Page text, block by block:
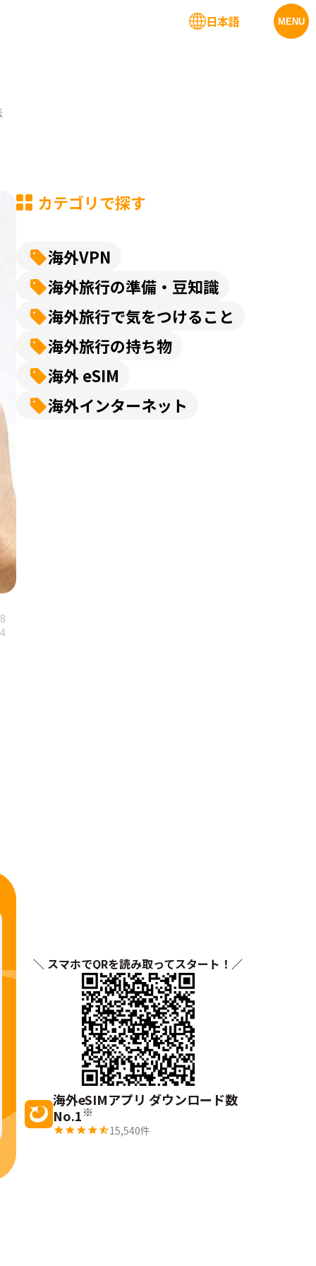
MENU
日本語
カテゴリで探す
海外VPN
海外旅行の準備・豆知識
海外旅行で気をつけること
海外旅行の持ち物
海外 eSIM
海外インターネット
＼ スマホでQRを読み取ってスタート！／
海外eSIMアプリ ダウンロード数
No.1※
15,540件